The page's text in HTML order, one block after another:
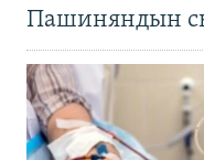
Пашиняндын